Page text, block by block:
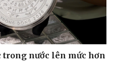
trong nước lên mức hơn